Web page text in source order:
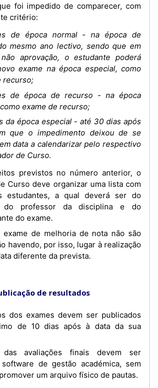
foi impedido de comparecer, com
critério:
de época normal - na época de
mesmo ano lectivo, sendo que em
aprovação, o estudante poderá
exame na época especial, como
recurso;
de época de recurso - na época
exame de recurso;
da época especial - até 30 dias após
que o impedimento deixou de se
data a calendarizar pelo respectivo
de Curso.
Curso deve organizar uma lista com
estudantes, a qual deverá ser do
do professor da disciplina e do
do exame.
havendo, por isso, lugar à realização
diferente da prevista.
de resultados
de 10 dias após à data da sua
de gestão académica, sem
um arquivo físico de pautas.